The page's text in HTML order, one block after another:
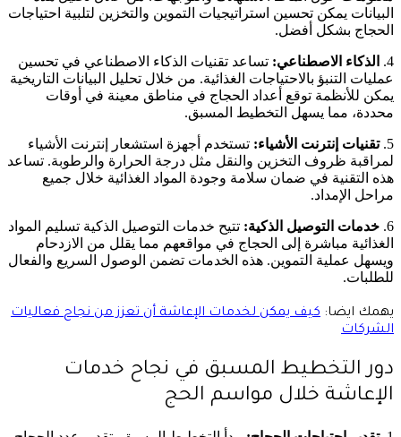
البيانات يمكن تحسين استراتيجيات التموين والتخزين لتلبية احتياجات
الحجاج بشكل أفضل.
4. الذكاء الاصطناعي: تساعد تقنيات الذكاء الاصطناعي في تحسين
عمليات التنبؤ بالاحتياجات الغذائية. من خلال تحليل البيانات التاريخية
يمكن للأنظمة توقع أعداد الحجاج في مناطق معينة في أوقات
محددة، مما يسهل التخطيط المسبق.
5. تقنيات إنترنت الأشياء: تستخدم أجهزة استشعار إنترنت الأشياء
لمراقبة ظروف التخزين والنقل مثل درجة الحرارة والرطوبة. تساعد
هذه التقنية في ضمان سلامة وجودة المواد الغذائية خلال جميع
مراحل الإمداد.
6. خدمات التوصيل الذكية: تتيح خدمات التوصيل الذكية تسليم المواد
الغذائية مباشرة إلى الحجاج في مواقعهم مما يقلل من الازدحام
ويسهل عملية التموين. هذه الخدمات تضمن الوصول السريع والفعال
للطلبات.
يهمك ايضا: كيف يمكن لخدمات الإعاشة أن تعزز من نجاح فعاليات
الشركات
دور التخطيط المسبق في نجاح خدمات
الإعاشة خلال مواسم الحج